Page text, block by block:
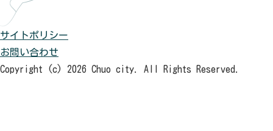
サイトポリシー
お問い合わせ
Copyright (c) 2026 Chuo city. All Rights Reserved.